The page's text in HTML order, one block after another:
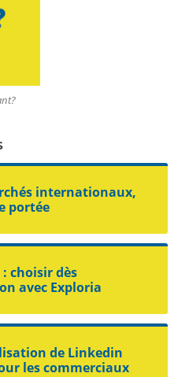
internationaux,
portée
choisir dès
avec Exploria
de Linkedin
les commerciaux